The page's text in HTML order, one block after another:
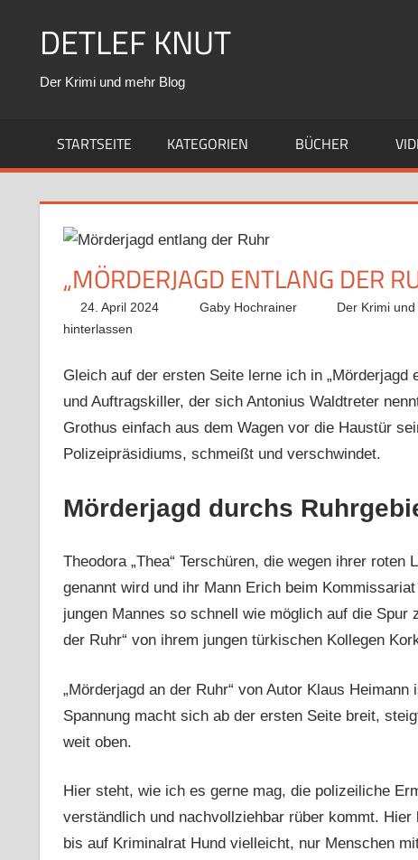
DETLEF KNUT
Der Krimi und mehr Blog
STARTSEITE KATEGORIEN BÜCHER
„MÖRDERJAGD ENTLANG DER
24. April 2024 Gaby Hochrainer Der Krimi
hinterlassen
Gleich auf der ersten Seite lerne ich in
und Auftragskiller, der sich Antonius Waldtreter
Grothus einfach aus dem Wagen vor die Haustür
Polizeipräsidiums, schmeißt und verschwindet.
Mörderjagd durchs
Theodora „Thea“ Terschüren, die wegen ihrer roten
genannt wird und ihr Mann Erich beim
jungen Mannes so schnell wie möglich auf die
der Ruhr“ von ihrem jungen türkischen Kollegen
„Mörderjagd an der Ruhr“ von Autor Klaus
Spannung macht sich ab der ersten Seite breit,
weit oben.
Hier steht, wie ich es gerne mag, die polizeiliche
verständlich und nachvollziehbar rüber kommt.
bis auf Kriminalrat Hund vielleicht, nur Menschen